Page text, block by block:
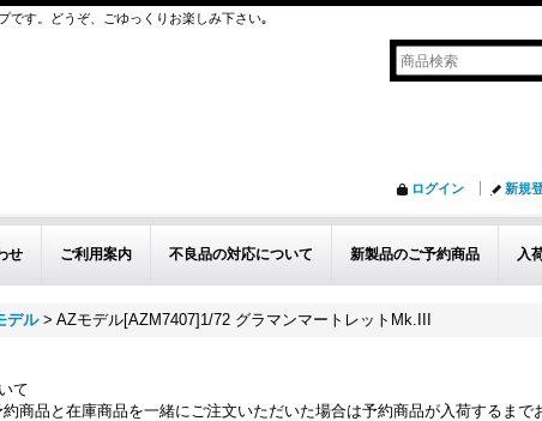
です。どうぞ、ごゆっくりお楽しみ下さい｡
ログイン 新規
せ ご利用案内 不良品の対応について 新製品のご予約商品 入
デル > AZモデル[AZM7407]1/72 グラマンマートレットMk.III
て
商品と在庫商品を一緒にご注文いただいた場合は予約商品が入荷するま